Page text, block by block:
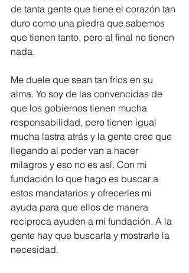
de tanta gente que tiene el corazón tan
duro como una piedra que sabemos
que tienen tanto, pero al final no tienen
nada.
Me duele que sean tan fríos en su
alma. Yo soy de las convencidas de
que los gobiernos tienen mucha
responsabilidad, pero tienen igual
mucha lastra atrás y la gente cree que
llegando al poder van a hacer
milagros y eso no es así. Con mi
fundación lo que hago es buscar a
estos mandatarios y ofrecerles mi
ayuda para que ellos de manera
reciproca ayuden a mi fundación. A la
gente hay que buscarla y mostrarle la
necesidad.